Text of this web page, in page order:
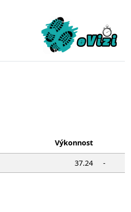
Výkonnost
37.24 -